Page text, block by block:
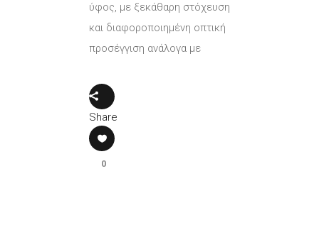
ύφος, με ξεκάθαρη στόχευση
και διαφοροποιημένη οπτική
προσέγγιση ανάλογα με
Share
0